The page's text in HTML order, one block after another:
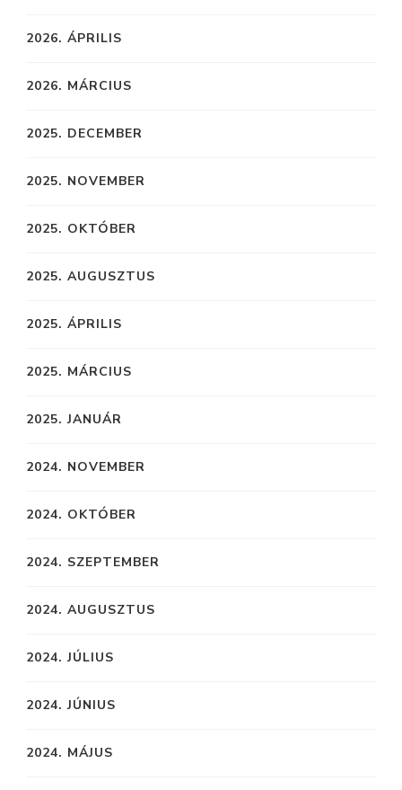
2026. ÁPRILIS
2026. MÁRCIUS
2025. DECEMBER
2025. NOVEMBER
2025. OKTÓBER
2025. AUGUSZTUS
2025. ÁPRILIS
2025. MÁRCIUS
2025. JANUÁR
2024. NOVEMBER
2024. OKTÓBER
2024. SZEPTEMBER
2024. AUGUSZTUS
2024. JÚLIUS
2024. JÚNIUS
2024. MÁJUS